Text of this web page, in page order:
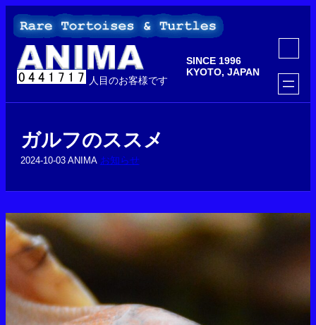
を
人目のお客様です
SINCE 1996
KYOTO, JAPAN
ア
コ
ン
リ
ン
ク
ガルフのススメ
2024-10-03 ANIMA お知らせ